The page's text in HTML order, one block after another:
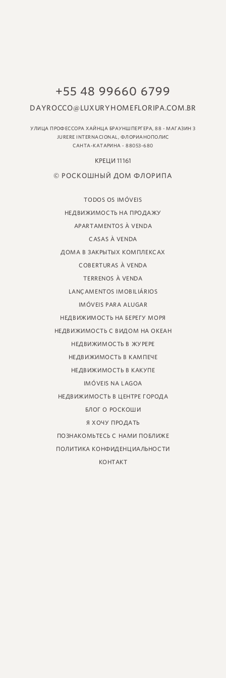
УЛИЦА ПРОФЕССОРА ХАЙНЦА БРАУНШПЕРГЕРА, 88 - МАГАЗИН
JURERE INTERNACIONAL, ФЛОРИАНОПОЛИС
САНТА-КАТАРИНА - 88053-680
КРЕЦИ 11161
© РОСКОШНЫЙ ДОМ ФЛОРИПА
TODOS OS IMÓVEIS
НЕДВИЖИМОСТЬ НА ПРОДАЖУ
APARTAMENTOS À VENDA
CASAS À VENDA
ДОМА В ЗАКРЫТЫХ КОМПЛЕКСАХ
COBERTURAS À VENDA
TERRENOS À VENDA
LANÇAMENTOS IMOBILIÁRIOS
IMÓVEIS PARA ALUGAR
НЕДВИЖИМОСТЬ НА БЕРЕГУ МОРЯ
НЕДВИЖИМОСТЬ С ВИДОМ НА ОКЕАН
НЕДВИЖИМОСТЬ В ЖУРЕРЕ
НЕДВИЖИМОСТЬ В КАМПЕЧЕ
НЕДВИЖИМОСТЬ В КАКУПЕ
IMÓVEIS NA LAGOA
НЕДВИЖИМОСТЬ В ЦЕНТРЕ ГОРОДА
БЛОГ О РОСКОШИ
Я ХОЧУ ПРОДАТЬ
ПОЗНАКОМЬТЕСЬ С НАМИ ПОБЛИЖЕ
ПОЛИТИКА КОНФИДЕНЦИАЛЬНОСТИ
КОНТАКТ